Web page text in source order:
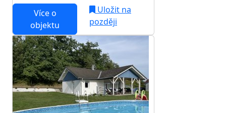
Více o
objektu
Uložit na
později